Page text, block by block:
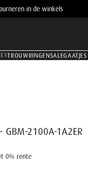
in de winkels
TROUWRINGENSALE
GBM-2100A-1A2ER
0% rente